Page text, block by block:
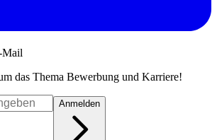
Mail
das Thema Bewerbung und Karriere!
Anmelden